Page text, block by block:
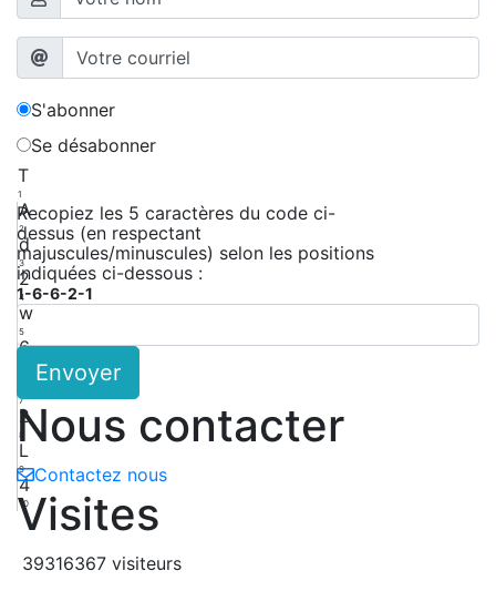
S'abonner
Se désabonner
T
1
A
2
d
3
2
4
w
5
6
7
2
8
L
9
4
10
Recopiez les 5 caractères du code ci-
dessus (en respectant
majuscules/minuscules) selon les positions
indiquées ci-dessous :
1-6-6-2-1
Envoyer
Nous contacter
Contactez nous
Visites
39316367 visiteurs